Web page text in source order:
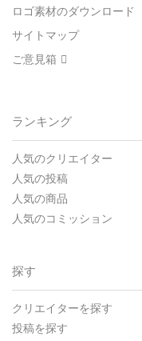
ロゴ素材のダウンロード
サイトマップ
ご意見箱
ランキング
人気のクリエイター
人気の投稿
人気の商品
人気のコミッション
探す
クリエイターを探す
投稿を探す